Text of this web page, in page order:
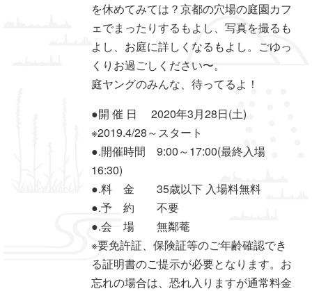
を休めてみては？京都の穴場の庭園カフ
ェでまったりするもよし、写真を撮るも
よし、お庭に詳しくなるもよし。ごゆっ
くりお過ごしください〜。
庭ヤングのみんな、待ってるよ！
●開 催 日 2020年3月28日(土)
※2019.4/28～スタート
●.開催時間 9:00～17:00(最終入場
16:30)
●.料 金 35歳以下 入場料無料
●.予 約 不要
●.会 場 無鄰菴
※要免許証、保険証等のご年齢確認でき
る証明書のご提示が必要となります。お
忘れの場合は、恐れ入りますが通常料金